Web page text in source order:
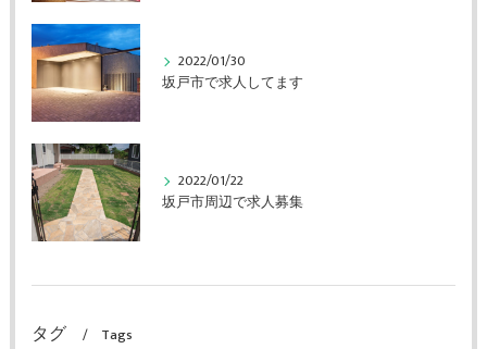
2022/01/30
坂戸市で求人してます
2022/01/22
坂戸市周辺で求人募集
タグ Tags